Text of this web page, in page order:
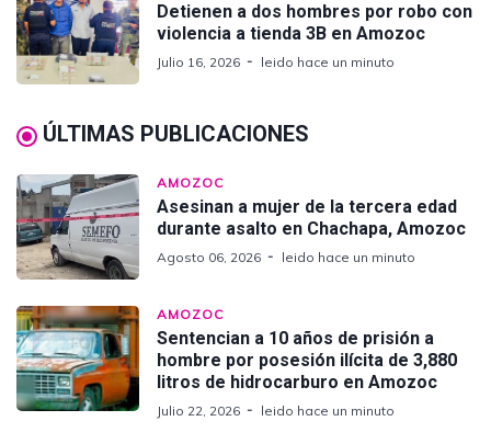
Detienen a dos hombres por robo con
violencia a tienda 3B en Amozoc
Julio 16, 2026 leido hace un minuto
ÚLTIMAS PUBLICACIONES
AMOZOC
Asesinan a mujer de la tercera edad
durante asalto en Chachapa, Amozoc
Agosto 06, 2026 leido hace un minuto
AMOZOC
Sentencian a 10 años de prisión a
hombre por posesión ilícita de 3,880
litros de hidrocarburo en Amozoc
Julio 22, 2026 leido hace un minuto